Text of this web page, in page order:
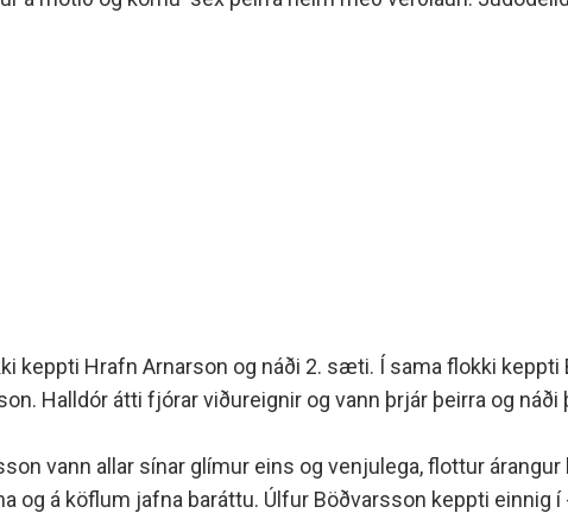
minjanefndar
keppti Hrafn Arnarson og náði 2. sæti. Í sama flokki
Halldór átti fjórar viðureignir og vann þrjár þeirra og
vann allar sínar glímur eins og venjulega, flottur
á köflum jafna baráttu. Úlfur Böðvarsson keppti einnig